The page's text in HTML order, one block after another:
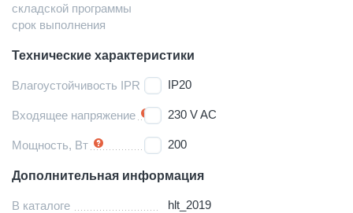
складской программы
срок выполнения
Технические характеристики
Влагоустойчивость IPR IP20
Входящее напряжение 230 V AC
Мощность, Вт 200
Дополнительная информация
В каталоге hlt_2019